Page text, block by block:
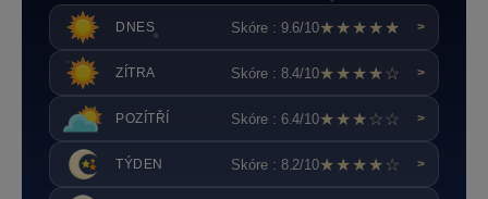
DNES Skóre : 9.6/10★★★★★ >
ZÍTRA Skóre : 8.4/10★★★★☆ >
POZÍTŘÍ Skóre : 6.4/10★★★☆☆ >
TÝDEN Skóre : 8.2/10★★★★☆ >